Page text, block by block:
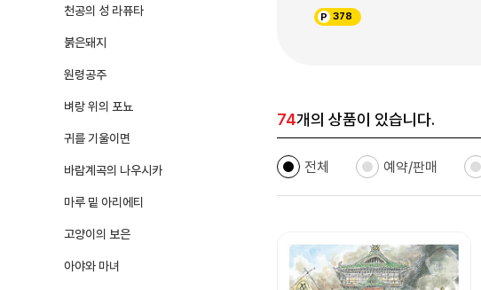
천공의 성 라퓨타
붉은돼지
원령공주
벼랑 위의 포뇨
귀를 기울이면
바람계곡의 나우시카
마루 밑 아리에티
고양이의 보은
아야와 마녀
180 378
74개의 상품이 있습니다.
전체 예약/판매